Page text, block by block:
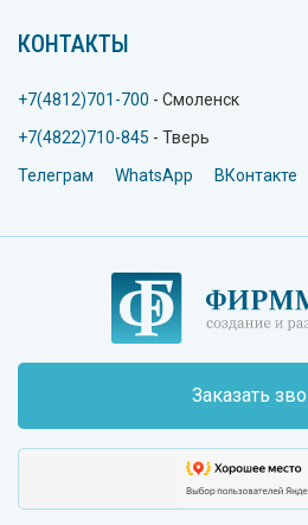
Заказать
КОНТАКТЫ
+7(4812)701-700 - Смоленск
+7(4822)710-845 - Тверь
Телеграм
WhatsApp ВКонтакте